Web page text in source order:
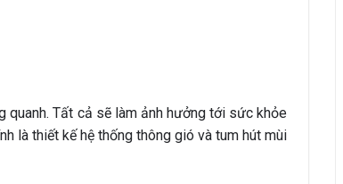
quanh. Tất cả sẽ làm ảnh hưởng tới sức khỏe
là thiết kế hệ thống thông gió và tum hút mùi